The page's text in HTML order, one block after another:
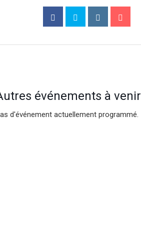
événements à venir
d'événement actuellement programmé.